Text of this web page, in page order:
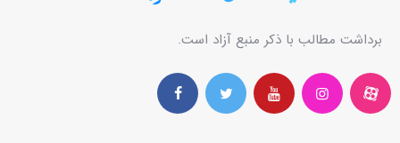
برداشت مطالب با ذکر منبع آزاد است.